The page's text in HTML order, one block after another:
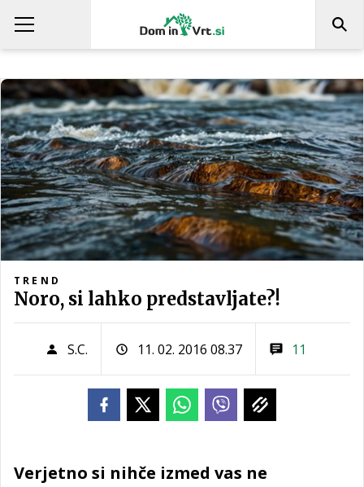
TREND
Noro, si lahko predstavljate?!
S.C. 11. 02. 2016 08.37 11
Verjetno si nihče izmed vas ne